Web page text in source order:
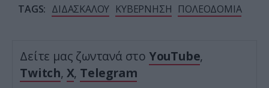
TAGS: ΔΙΔΑΣΚΑΛΟΥ ΚΥΒΕΡΝΗΣΗ ΠΟΛΕΟΔΟΜΙΑ
Δείτε μας ζωντανά στο YouTube,
Twitch, X, Telegram